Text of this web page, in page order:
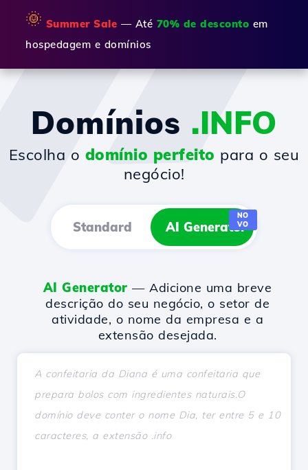
🌞 Summer Sale — Até 70% de desconto em
hospedagem e domínios
Domínios .INFO
Escolha o domínio perfeito para o seu
negócio!
Standard AI Generator
NO
VO
AI Generator — Adicione uma breve
descrição do seu negócio, o setor de
atividade, o nome da empresa e a
extensão desejada.